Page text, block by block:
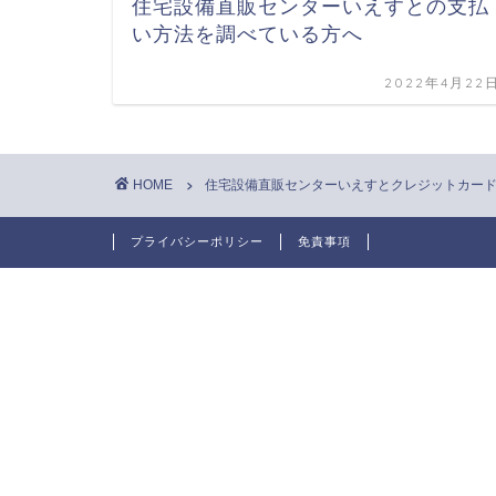
住宅設備直販センターいえすとの支払
い方法を調べている方へ
2022年4月22
HOME 住宅設備直販センターいえすとクレジットカード
プライバシーポリシー 免責事項